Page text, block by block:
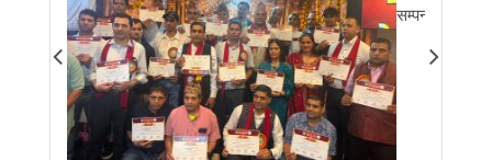
सम्पन्न